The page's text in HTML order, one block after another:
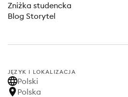
Zniżka studencka
Blog Storytel
JĘZYK I LOKALIZACJA
Polski
Polska